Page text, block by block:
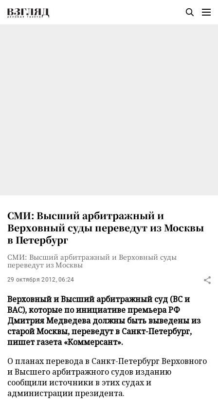
СМИ: Высший арбитражный и
Верховный суды переведут из Москвы
в Петербург
СМИ: Высший арбитражный и Верховный суды
переведут из Москвы
29 октября 2012, 06:24
Верховный и Высший арбитражный суд (ВС и
ВАС), которые по инициативе премьера РФ
Дмитрия Медведева должны быть выведены из
старой Москвы, переведут в Санкт-Петербург,
пишет газета «Коммерсант».
О планах перевода в Санкт-Петербург Верховного
и Высшего арбитражного судов изданию
сообщили источники в этих судах и
администрации президента.